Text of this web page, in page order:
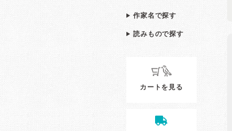
作家名で探す
読みもので探す
カートを見る